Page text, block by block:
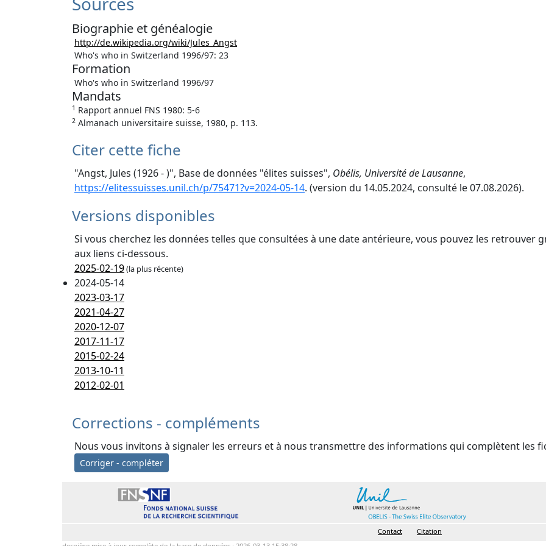
Biographie et généalogie
http://de.wikipedia.org/wiki/Jules_Angst
Who's who in Switzerland 1996/97: 23
Formation
Who's who in Switzerland 1996/97
Mandats
1 Rapport annuel FNS 1980: 5-6
2 Almanach universitaire suisse, 1980, p. 113.
Citer cette fiche
"Angst, Jules (1926 - )", Base de données "élites suisses", Obélis, Université de Lausanne,
https://elitessuisses.unil.ch/p/75471?v=2024-05-14. (version du 14.05.2024, consulté le 07.08.2026).
Versions disponibles
Si vous cherchez les données telles que consultées à une date antérieure, vous pouvez les retrouver
aux liens ci-dessous.
2025-02-19(la plus récente)
2024-05-14
2023-03-17
2021-04-27
2020-12-07
2017-11-17
2015-02-24
2013-10-11
2012-02-01
Corrections - compléments
Nous vous invitons à signaler les erreurs et à nous transmettre des informations qui complètent les
Corriger - compléter
Contact
Citation